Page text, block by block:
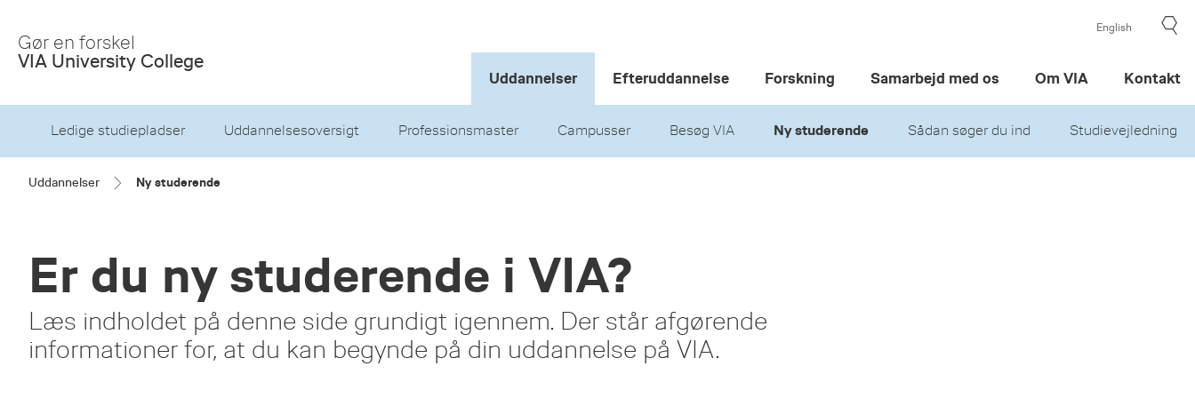
Main
Content
Gør en forskel
VIA University College
English
Uddannelser
Ledige studiepladser Uddannelsesoversigt Professionsmaster Campusser Besøg VIA Ny studerende Sådan søger du ind Studievejledning
Efteruddannelse Forskning Samarbejd med os Om VIA Kontakt
Uddannelser Ny studerende
Er du ny studerende i VIA?
Læs indholdet på denne side grundigt igennem. Der står afgørende
informationer for, at du kan begynde på din uddannelse på VIA.